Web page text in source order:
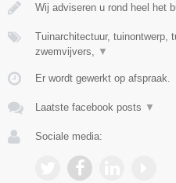
Wij adviseren u rond heel het
Tuinarchitectuur, tuinontwerp,
zwemvijvers,
▼
Er wordt gewerkt op afspraak.
Laatste facebook posts ▼
Sociale media: